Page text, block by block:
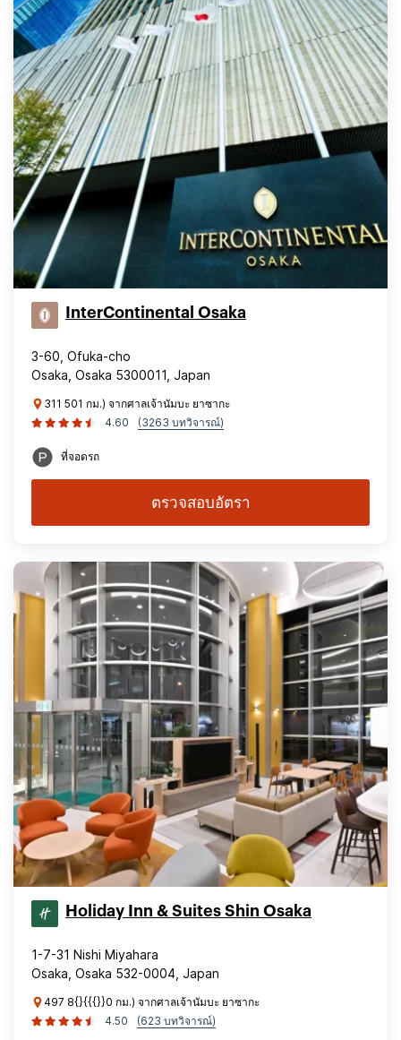
InterContinental Osaka
3-60, Ofuka-cho
Osaka, Osaka 5300011, Japan
311 501 กม.) จากศาลเจ้านัมบะ ยาซากะ
4.60
(3263 บทวิจารณ์)
ที่จอดรถ
ตรวจสอบอัตรา
Holiday Inn & Suites Shin Osaka
1-7-31 Nishi Miyahara
Osaka, Osaka 532-0004, Japan
497 8{}{{{}}0 กม.) จากศาลเจ้านัมบะ ยาซากะ
4.50
(623 บทวิจารณ์)